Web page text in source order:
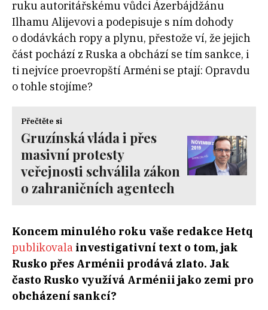
ruku autoritářskému vůdci Ázerbájdžánu
Ilhamu Alijevovi a podepisuje s ním dohody
o dodávkách ropy a plynu, přestože ví, že jejich
část pochází z Ruska a obchází se tím sankce, i
ti nejvíce proevropští Arméni se ptají: Opravdu
o tohle stojíme?
Přečtěte si
Gruzínská vláda i přes
masivní protesty
veřejnosti schválila zákon
o zahraničních agentech
Koncem minulého roku vaše redakce Hetq
publikovala investigativní text o tom, jak
Rusko přes Arménii prodává zlato. Jak
často Rusko využívá Arménii jako zemi pro
obcházení sankcí?